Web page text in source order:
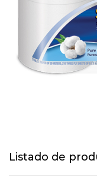
Listado de